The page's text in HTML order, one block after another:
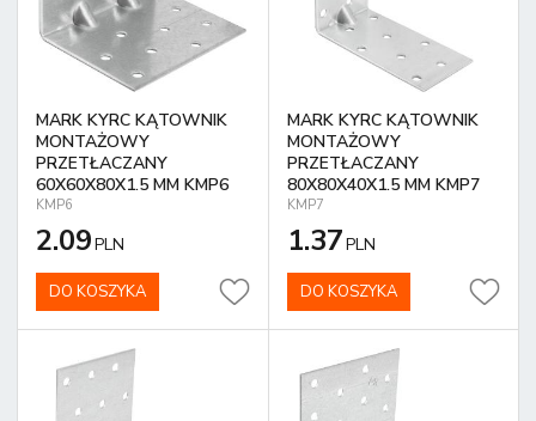
MARK KYRC KĄTOWNIK
MONTAŻOWY
PRZETŁACZANY
60X60X80X1.5 MM KMP6
KMP6
2.09PLN
DO KOSZYKA
MARK KYRC KĄTOWNIK
MONTAŻOWY
PRZETŁACZANY
80X80X40X1.5 MM KMP7
KMP7
1.37PLN
DO KOSZYKA